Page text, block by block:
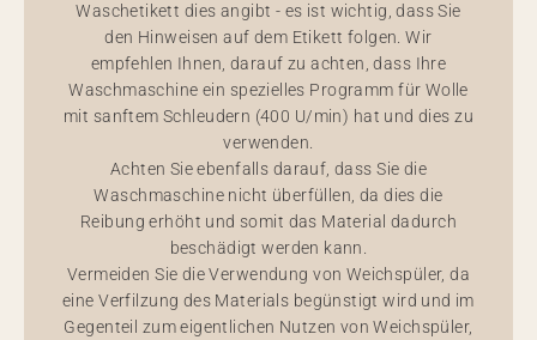
Waschetikett dies angibt - es ist wichtig, dass Sie
den Hinweisen auf dem Etikett folgen. Wir
empfehlen Ihnen, darauf zu achten, dass Ihre
Waschmaschine ein spezielles Programm für Wolle
mit sanftem Schleudern (400 U/min) hat und dies zu
verwenden.
Achten Sie ebenfalls darauf, dass Sie die
Waschmaschine nicht überfüllen, da dies die
Reibung erhöht und somit das Material dadurch
beschädigt werden kann.
Vermeiden Sie die Verwendung von Weichspüler, da
eine Verfilzung des Materials begünstigt wird und im
Gegenteil zum eigentlichen Nutzen von Weichspüler,